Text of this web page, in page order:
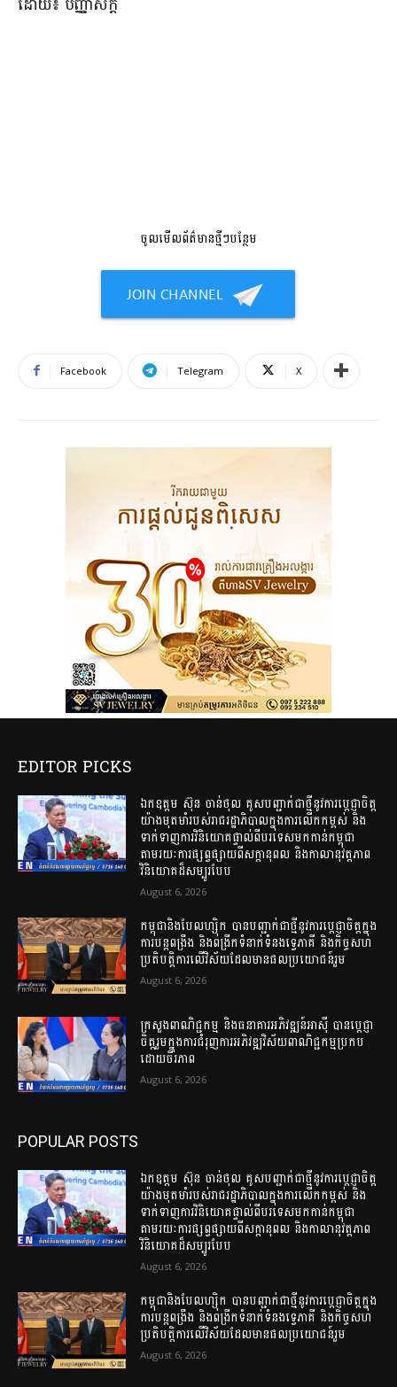
ចូលមើលព័ត៌មានថ្មីៗបន្ថែម
Facebook Telegram X
EDITOR PICKS
ឯកឧត្តម ស៊ុន ចាន់ថុល គូសបញ្ជាក់ជាថ្មីនូវការប្តេជ្ញាចិត្ត
យ៉ាងមុតមាំរបស់រាជរដ្ឋាភិបាលក្នុងការលើកកម្ពស់ និង
ទាក់ទាញការវិនិយោគផ្ទាល់ពីបរទេសមកកាន់កម្ពុជា
តាមរយៈការផ្សព្វផ្សាយពីសក្ដានុពល និងកាលានុវត្តភាព
វិនិយោគដ៏សម្បូរបែប
August 6, 2026
កម្ពុជានិងបែលហ្ស៊ិក បានបញ្ជាក់ជាថ្មីនូវការប្តេជ្ញាចិត្តក្នុង
ការបន្តពង្រឹង និងពង្រីកទំនាក់ទំនងទ្វេភាគី និងកិច្ចសហ
ប្រតិបត្តិការលើវិស័យដែលមានផលប្រយោជន៍រួម
August 6, 2026
ក្រសួងពាណិជ្ជកម្ម និងធនាគារអភិវឌ្ឍន៍អាស៊ី បានប្តេជ្ញា
ចិត្តរួមក្នុងការជំរុញការអភិវឌ្ឍវិស័យពាណិជ្ជកម្មប្រកប
ដោយចីរភាព
August 6, 2026
POPULAR POSTS
ឯកឧត្តម ស៊ុន ចាន់ថុល គូសបញ្ជាក់ជាថ្មីនូវការប្តេជ្ញាចិត្ត
យ៉ាងមុតមាំរបស់រាជរដ្ឋាភិបាលក្នុងការលើកកម្ពស់ និង
ទាក់ទាញការវិនិយោគផ្ទាល់ពីបរទេសមកកាន់កម្ពុជា
តាមរយៈការផ្សព្វផ្សាយពីសក្ដានុពល និងកាលានុវត្តភាព
វិនិយោគដ៏សម្បូរបែប
August 6, 2026
កម្ពុជានិងបែលហ្ស៊ិក បានបញ្ជាក់ជាថ្មីនូវការប្តេជ្ញាចិត្តក្នុង
ការបន្តពង្រឹង និងពង្រីកទំនាក់ទំនងទ្វេភាគី និងកិច្ចសហ
ប្រតិបត្តិការលើវិស័យដែលមានផលប្រយោជន៍រួម
August 6, 2026